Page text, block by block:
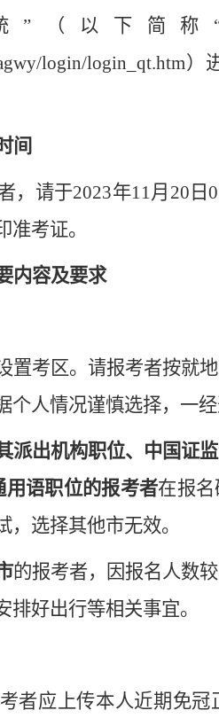
”（以下简称
login/login_qt.htm
间
，请于2023年11月20日
考证。
内容及要求
置考区。请报考者按就
个人情况谨慎选择，一经
派出机构职位、中国证
语职位的报考者在报
，选择其他市无效。
的报考者，因报名人数
好出行等相关事宜。
者应上传本人近期免